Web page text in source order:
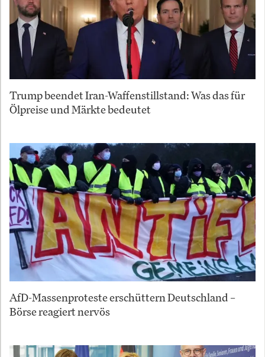
Trump beendet Iran-Waffenstillstand: Was das für
Ölpreise und Märkte bedeutet
AfD-Massenproteste erschüttern Deutschland –
Börse reagiert nervös